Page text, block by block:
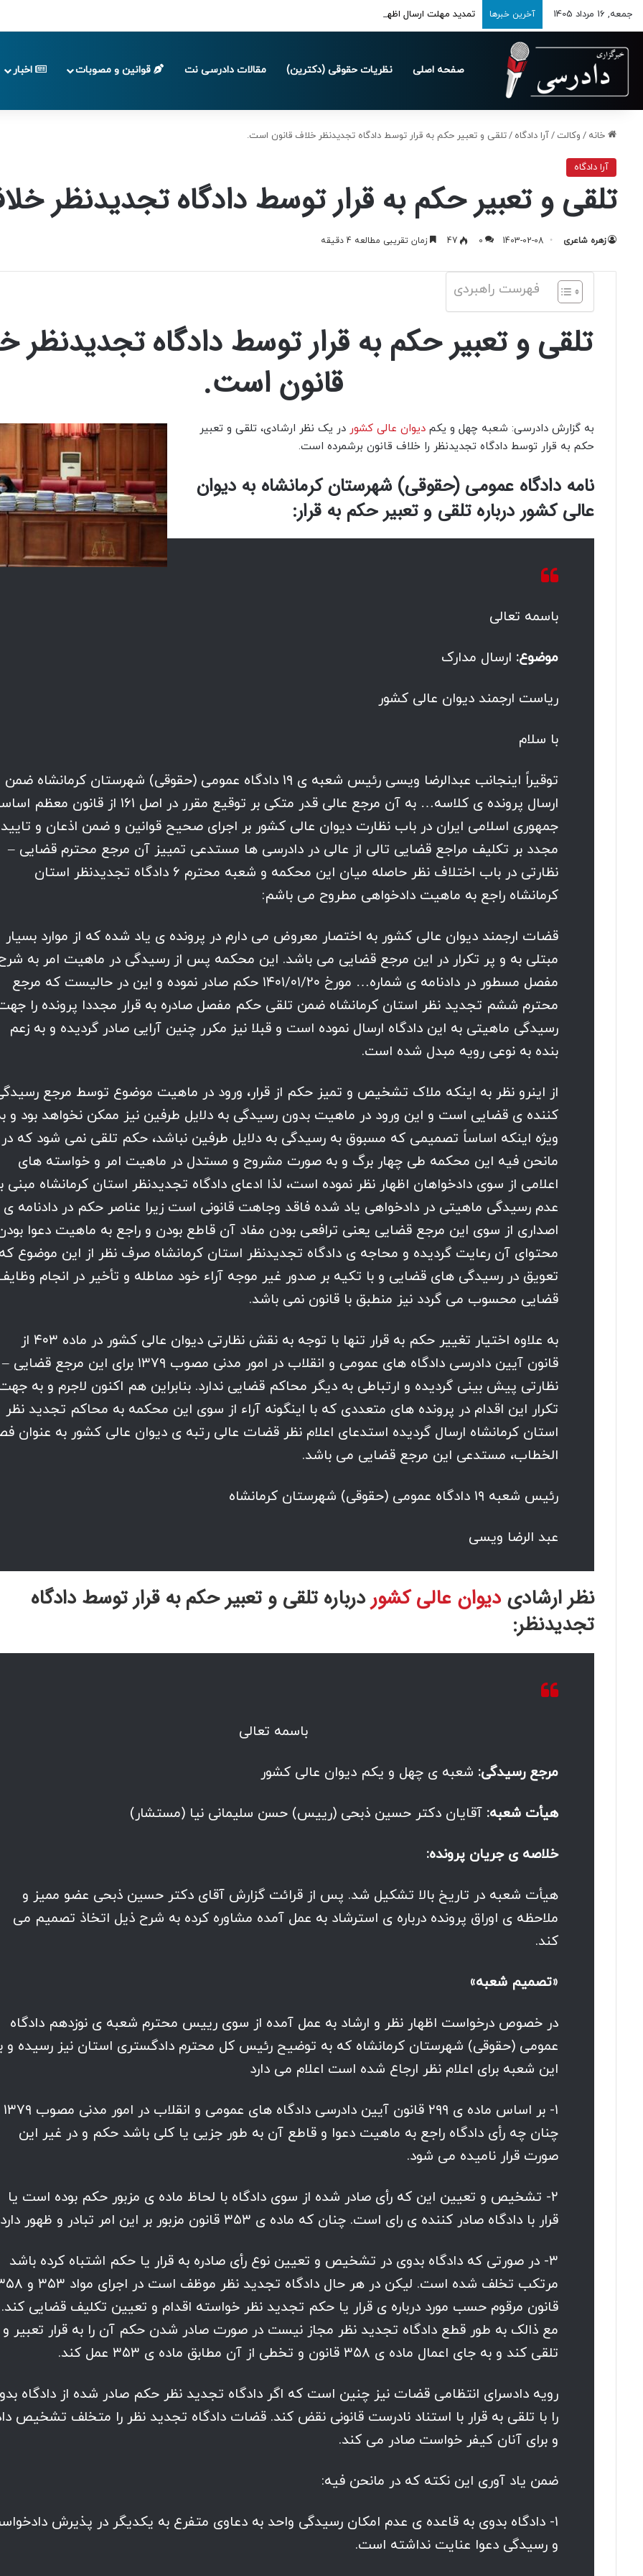
جمعه, 16 مرداد 1405 آخرین خبرها تمدید مهلت ارسال اظهارنامه‌های مالیاتی تا پایان تابستان 1405
صفحه اصلی نظریات حقوقی (دکترین) مقالات دادرسی نت قوانین و مصوبات اخبار
خانه / وکالت /آرا دادگاه /تلقی و تعبیر حکم به قرار توسط دادگاه تجدیدنظر خلاف قانون است.
آرا دادگاه
تلقی و تعبیر حکم به قرار توسط دادگاه تجدیدنظر
زهره شاعری 1403-02-08
0
47 زمان تقریبی مطالعه 4 دقیقه
فهرست راهبردی
تلقی و تعبیر حکم به قرار توسط دادگاه تجدیدنظر
قانون است.
به گزارش دادرسی: شعبه چهل و یکم دیوان عالی کشور در یک نظر ارشادی، تلقی و تعبیر
حکم به قرار توسط دادگاه تجدیدنظر را خلاف قانون برشمرده است.
نامه دادگاه عمومی (حقوقی) شهرستان کرمانشاه به دیوان
عالی کشور درباره تلقی و تعبیر حکم به قرار:
باسمه تعالی
موضوع: ارسال مدارک
ریاست ارجمند دیوان عالی کشور
با سلام
توقیراً اینجانب عبدالرضا ویسی رئیس شعبه ی ۱۹ دادگاه عمومی (حقوقی) شهرستان کرمانشاه ضمن
ارسال پرونده ی کلاسه… به آن مرجع عالی قدر متکی بر توقیع مقرر در اصل ۱۶۱ از قانون
جمهوری اسلامی ایران در باب نظارت دیوان عالی کشور بر اجرای صحیح قوانین و ضمن اذعان و تایید
مجدد بر تکلیف مراجع قضایی تالی از عالی در دادرسی ها مستدعی تمییز آن مرجع محترم قضایی –
نظارتی در باب اختلاف نظر حاصله میان این محکمه و شعبه محترم ۶ دادگاه تجدیدنظر استان
کرمانشاه راجع به ماهیت دادخواهی مطروح می باشم:
قضات ارجمند دیوان عالی کشور به اختصار معروض می دارم در پرونده ی یاد شده که از موارد بسیار
مبتلی به و پر تکرار در این مرجع قضایی می باشد. این محکمه پس از رسیدگی در ماهیت امر به
مفصل مسطور در دادنامه ی شماره… مورخ ۱۴۰۱/۰۱/۲۰ حکم صادر نموده و این در حالیست که مرجع
محترم ششم تجدید نظر استان کرمانشاه ضمن تلقی حکم مفصل صادره به قرار مجددا پرونده را
رسیدگی ماهیتی به این دادگاه ارسال نموده است و قبلا نیز مکرر چنین آرایی صادر گردیده و به زعم
بنده به نوعی رویه مبدل شده است.
از اینرو نظر به اینکه ملاک تشخیص و تمیز حکم از قرار، ورود در ماهیت موضوع توسط مرجع
کننده ی قضایی است و این ورود در ماهیت بدون رسیدگی به دلایل طرفین نیز ممکن نخواهد بود و
ویژه اینکه اساساً تصمیمی که مسبوق به رسیدگی به دلایل طرفین نباشد، حکم تلقی نمی شود که در
مانحن فیه این محکمه طی چهار برگ و به صورت مشروح و مستدل در ماهیت امر و خواسته های
اعلامی از سوی دادخواهان اظهار نظر نموده است، لذا ادعای دادگاه تجدیدنظر استان کرمانشاه مبنی
عدم رسیدگی ماهیتی در دادخواهی یاد شده فاقد وجاهت قانونی است زیرا عناصر حکم در دادنامه ی
اصداری از سوی این مرجع قضایی یعنی ترافعی بودن مفاد آن قاطع بودن و راجع به ماهیت دعوا
محتوای آن رعایت گردیده و محاجه ی دادگاه تجدیدنظر استان کرمانشاه صرف نظر از این موضوع
تعویق در رسیدگی های قضایی و با تکیه بر صدور غیر موجه آراء خود مماطله و تأخیر در انجام
قضایی محسوب می گردد نیز منطبق با قانون نمی باشد.
به علاوه اختیار تغییر حکم به قرار تنها با توجه به نقش نظارتی دیوان عالی کشور در ماده ۴۰۳ از
قانون آیین دادرسی دادگاه های عمومی و انقلاب در امور مدنی مصوب ۱۳۷۹ برای این مرجع قضایی –
نظارتی پیش بینی گردیده و ارتباطی به دیگر محاکم قضایی ندارد. بنابراین هم اکنون لاجرم و به
تکرار این اقدام در پرونده های متعددی که با اینگونه آراء از سوی این محکمه به محاکم تجدید نظر
استان کرمانشاه ارسال گردیده استدعای اعلام نظر قضات عالی رتبه ی دیوان عالی کشور به عنوان
الخطاب، مستدعی این مرجع قضایی می باشد.
رئیس شعبه ۱۹ دادگاه عمومی (حقوقی) شهرستان کرمانشاه
عبد الرضا ویسی
نظر ارشادی دیوان عالی کشوردرباره تلقی و تعبیر حکم به قرار توسط دادگاه
تجدیدنظر:
باسمه تعالی
مرجع رسیدگی: شعبه ی چهل و یکم دیوان عالی کشور
هیأت شعبه: آقایان دکتر حسین ذبحی (رییس) حسن سلیمانی نیا (مستشار)
خلاصه ی جریان پرونده:
هیأت شعبه در تاریخ بالا تشکیل شد. پس از قرائت گزارش آقای دکتر حسین ذبحی عضو ممیز و
ملاحظه ی اوراق پرونده درباره ی استرشاد به عمل آمده مشاوره کرده به شرح ذیل اتخاذ تصمیم می
کند.
«تصمیم شعبه»
در خصوص درخواست اظهار نظر و ارشاد به عمل آمده از سوی رییس محترم شعبه ی نوزدهم دادگاه
عمومی (حقوقی) شهرستان کرمانشاه که به توضیح رئیس کل محترم دادگستری استان نیز رسیده و
این شعبه برای اعلام نظر ارجاع شده است اعلام می دارد
۱- بر اساس ماده ی ۲۹۹ قانون آیین دادرسی دادگاه های عمومی و انقلاب در امور مدنی مصوب ۱۳۷۹
چنان چه رأی دادگاه راجع به ماهیت دعوا و قاطع آن به طور جزیی یا کلی باشد حکم و در غیر این
صورت قرار نامیده می شود.
۲- تشخیص و تعیین این که رأی صادر شده از سوی دادگاه با لحاظ ماده ی مزبور حکم بوده است یا
قرار با دادگاه صادر کننده ی رای است. چنان که ماده ی ۳۵۳ قانون مزبور بر این امر تبادر و ظهور دارد.
۳- در صورتی که دادگاه بدوی در تشخیص و تعیین نوع رأی صادره به قرار یا حکم اشتباه کرده باشد
مرتکب تخلف شده است. لیکن در هر حال دادگاه تجدید نظر موظف است
قانون مرقوم حسب مورد درباره ی قرار یا حکم تجدید نظر خواسته اقدام و تعیین تکلیف قضایی کند.
مع ذالک به طور قطع دادگاه تجدید نظر مجاز نیست در صورت صادر شدن حکم آن را به قرار تعبیر و
تلقی کند و به جای اعمال ماده ی ۳۵۸ قانون و تخطی از آن مطابق ماده ی ۳۵۳ عمل کند.
رویه دادسرای انتظامی قضات نیز چنین است که اگر دادگاه تجدید نظر حکم صادر شده از دادگاه
را با تلقی به قرار با استناد نادرست قانونی نقض کند. قضات دادگاه تجدید نظر را متخلف تشخیص
و برای آنان کیفر خواست صادر می کند.
ضمن یاد آوری این نکته که در مانحن فیه:
۱- دادگاه بدوی به قاعده ی عدم امکان رسیدگی واحد به دعاوی متفرع به یکدیگر در پذیرش
و رسیدگی دعوا عنایت نداشته است.